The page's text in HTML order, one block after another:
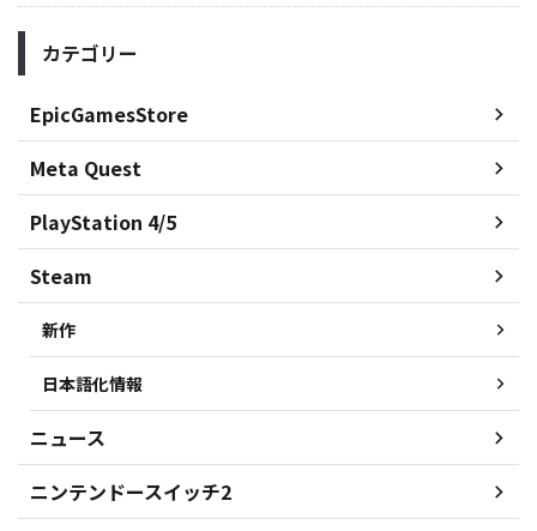
カテゴリー
EpicGamesStore
Meta Quest
PlayStation 4/5
Steam
新作
日本語化情報
ニュース
ニンテンドースイッチ2